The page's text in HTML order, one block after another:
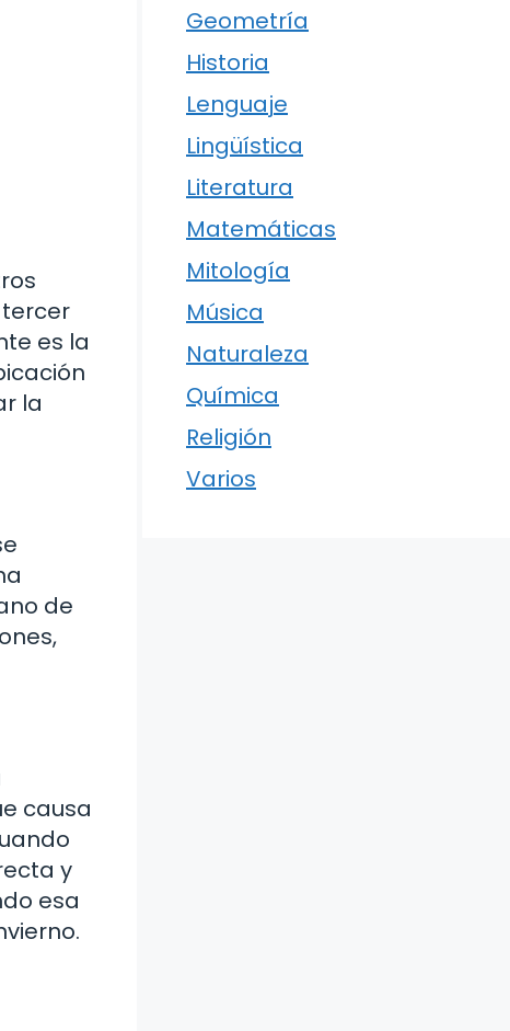
es la
la
de
causa
y
esa
Geometría
Historia
Lenguaje
Lingüística
Literatura
Matemáticas
Mitología
Música
Naturaleza
Química
Religión
Varios